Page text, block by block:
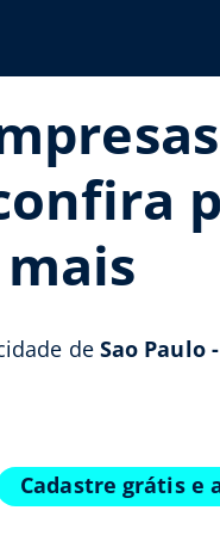
de Sao Paulo -
Cadastre grátis e